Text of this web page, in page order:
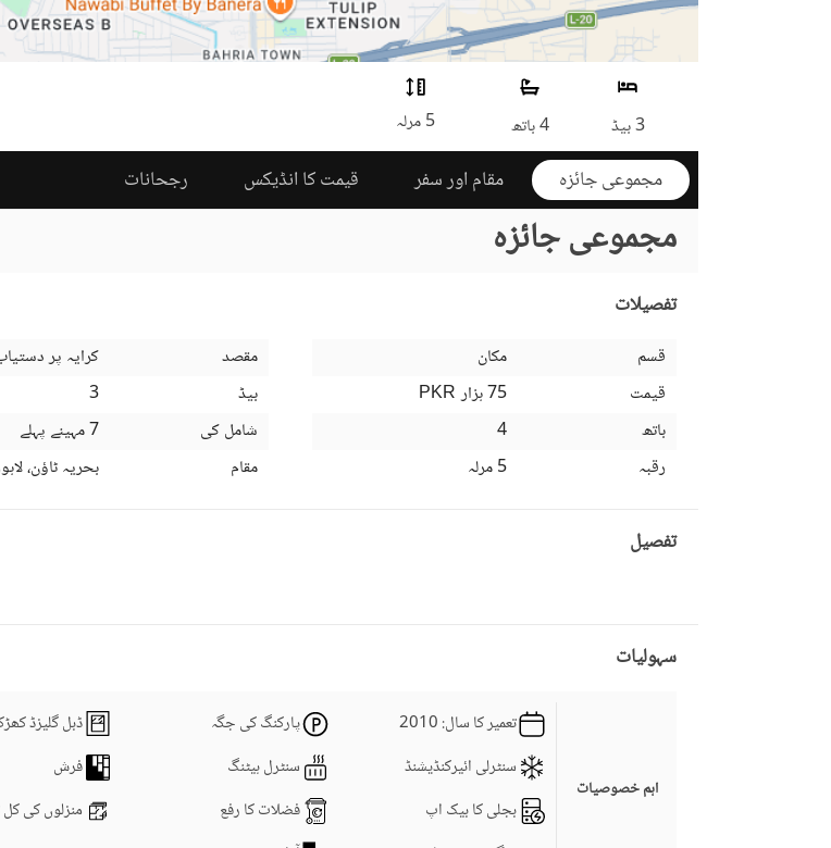
3 بیڈ 4 باتھ 5 مرلہ
مجموعی جائزہ مقام اور سفر قیمت کا انڈیکس رجحانات
مجموعی جائزہ
تفصیلات
قسم
مکان
قیمت
PKR
75 ہزار
باتھ
4
رقبہ
5 مرلہ
مقصد
کرایہ پر
بیڈ
3
شامل کی
7 مہینے پہلے
مقام
بحریہ ٹاؤن،
تفصیل
سہولیات
اہم خصوصیات
تعمیر کا سال: 2010 پارکنگ کی جگہ
ڈبل گلیزڈ
سنٹرلی ائیرکنڈیشنڈ
سنٹرل ہیٹنگ
فرش
بجلی کا بیک اپ
فضلات کا رفع منزلوں کی کل